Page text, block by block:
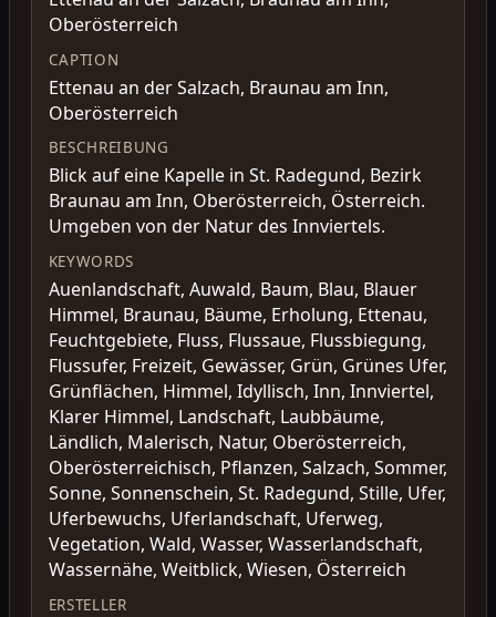
Oberösterreich
CAPTION
Ettenau an der Salzach, Braunau am Inn,
Oberösterreich
BESCHREIBUNG
Blick auf eine Kapelle in St. Radegund, Bezirk
Braunau am Inn, Oberösterreich, Österreich.
Umgeben von der Natur des Innviertels.
KEYWORDS
Auenlandschaft, Auwald, Baum, Blau, Blauer
Himmel, Braunau, Bäume, Erholung, Ettenau,
Feuchtgebiete, Fluss, Flussaue, Flussbiegung,
Flussufer, Freizeit, Gewässer, Grün, Grünes Ufer,
Grünflächen, Himmel, Idyllisch, Inn, Innviertel,
Klarer Himmel, Landschaft, Laubbäume,
Ländlich, Malerisch, Natur, Oberösterreich,
Oberösterreichisch, Pflanzen, Salzach, Sommer,
Sonne, Sonnenschein, St. Radegund, Stille, Ufer,
Uferbewuchs, Uferlandschaft, Uferweg,
Vegetation, Wald, Wasser, Wasserlandschaft,
Wassernähe, Weitblick, Wiesen, Österreich
ERSTELLER